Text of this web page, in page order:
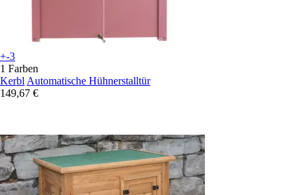
+-3
1 Farben
Kerbl Automatische Hühnerstalltür
149,67 €